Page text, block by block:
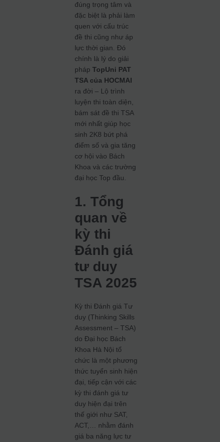
đúng trọng tâm và
đặc biệt là phải làm
quen với cấu trúc
đề thi cũng như áp
lực thời gian. Đó
chính là lý do giải
phápTopUni PAT
TSA của HOCMAI
ra đời – Lộ trình
luyện thi toàn diện,
bám sát đề thi TSA
mới nhất giúp học
sinh 2K8 bứt phá
điểm số và gia tăng
cơ hội vào Bách
Khoa và các trường
đại học Top đầu.
1. Tổng
quan về
kỳ thi
Đánh giá
tư duy
TSA 2025
Kỳ thi Đánh giá Tư
duy (Thinking Skills
Assessment – TSA)
do Đại học Bách
Khoa Hà Nội tổ
chức là một phương
thức tuyển sinh hiện
đại, tiếp cận với các
kỳ thi đánh giá tư
duy hiện đại trên
thế giới như SAT,
ACT,… nhằm đánh
giá ba năng lực tư